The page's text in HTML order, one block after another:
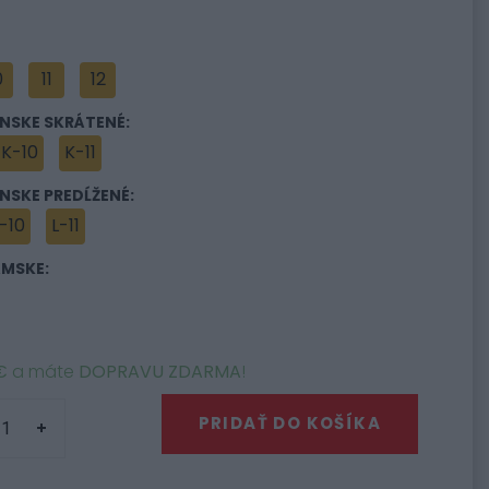
11 12
SKRÁTENÉ:
K-10 K-11
PREDĹŽENÉ:
10 L-11
a máte DOPRAVU ZDARMA!
PRIDAŤ DO KOŠÍKA